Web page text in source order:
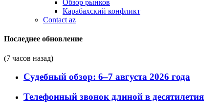
Обзор рынков
Карабахский конфликт
Contact az
Последнее обновление
(7 часов назад)
Судебный обзор: 6–7 августа 2026 года
Телефонный звонок длиной в десятилетия